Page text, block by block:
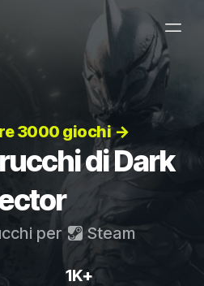
3000 giochi →
di Dark
per Steam
1K+